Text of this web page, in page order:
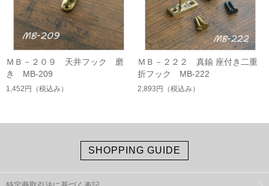
ＭＢ－２０９ 天井フック 磨
き MB-209
1,452円 （税込み）
ＭＢ－２２２ 真鍮 座付き二重
折フック MB-222
2,893円 （税込み）
SHOPPING GUIDE